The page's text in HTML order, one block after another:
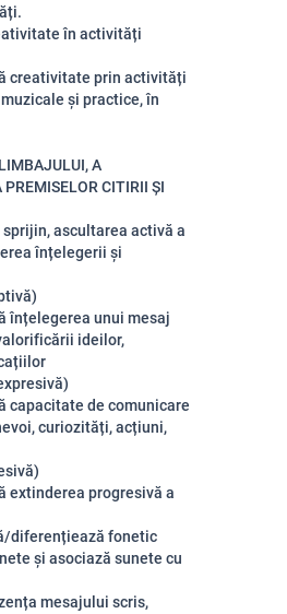
în activități
creativitate prin activități
și practice, în
A
CITIRII ȘI
sprijin, ascultarea activă a
înțelegerii și
înțelegerea unui mesaj
ideilor,
capacitate de comunicare
curiozități, acțiuni,
extinderea progresivă a
diferențiează fonetic
și asociază sunete cu
mesajului scris,